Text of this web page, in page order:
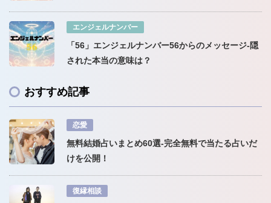
エンジェルナンバー
「56」エンジェルナンバー56からのメッセージ-隠
された本当の意味は？
おすすめ記事
恋愛
無料結婚占いまとめ60選-完全無料で当たる占いだ
けを公開！
復縁相談